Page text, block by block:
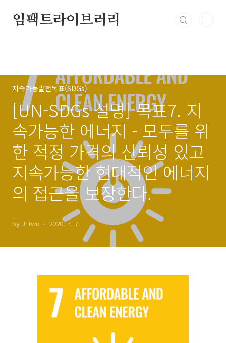
임팩트라이브러리
지속가능발전목표(SDGs)
[UN-SDGs 설명] 목표7. 지
속가능한 에너지 - 모두를 위
한 적정 가격의 신뢰성 있고
지속가능한 현대적인 에너지
의 접근을 보장한다.
by J-Two 2020. 7. 7.